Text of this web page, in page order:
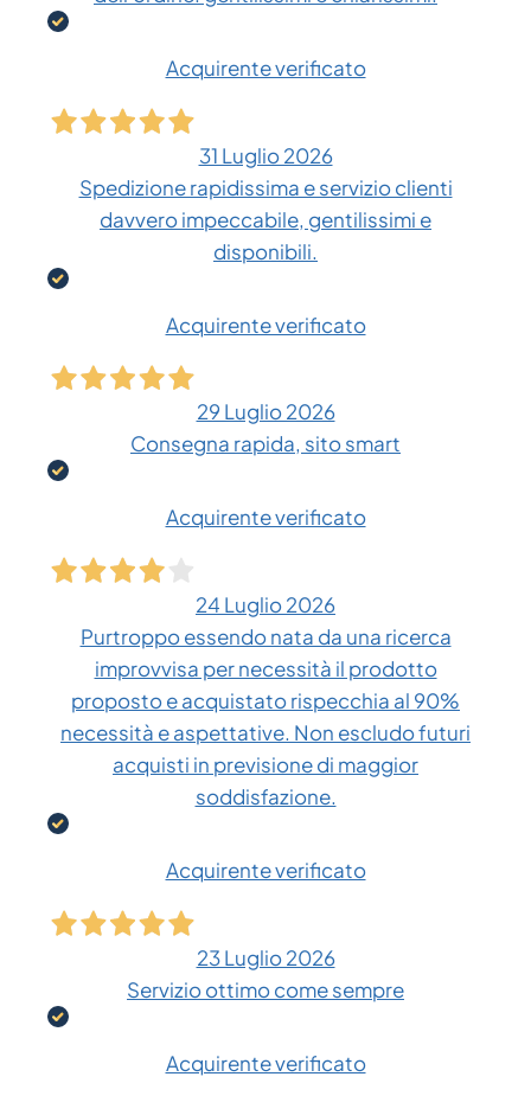
Acquirente verificato
31 Luglio 2026
Spedizione rapidissima e servizio clienti
davvero impeccabile, gentilissimi e
disponibili.
Acquirente verificato
29 Luglio 2026
Consegna rapida, sito smart
Acquirente verificato
24 Luglio 2026
Purtroppo essendo nata da una ricerca
improvvisa per necessità il prodotto
proposto e acquistato rispecchia al 90%
necessità e aspettative. Non escludo futuri
acquisti in previsione di maggior
soddisfazione.
Acquirente verificato
23 Luglio 2026
Servizio ottimo come sempre
Acquirente verificato